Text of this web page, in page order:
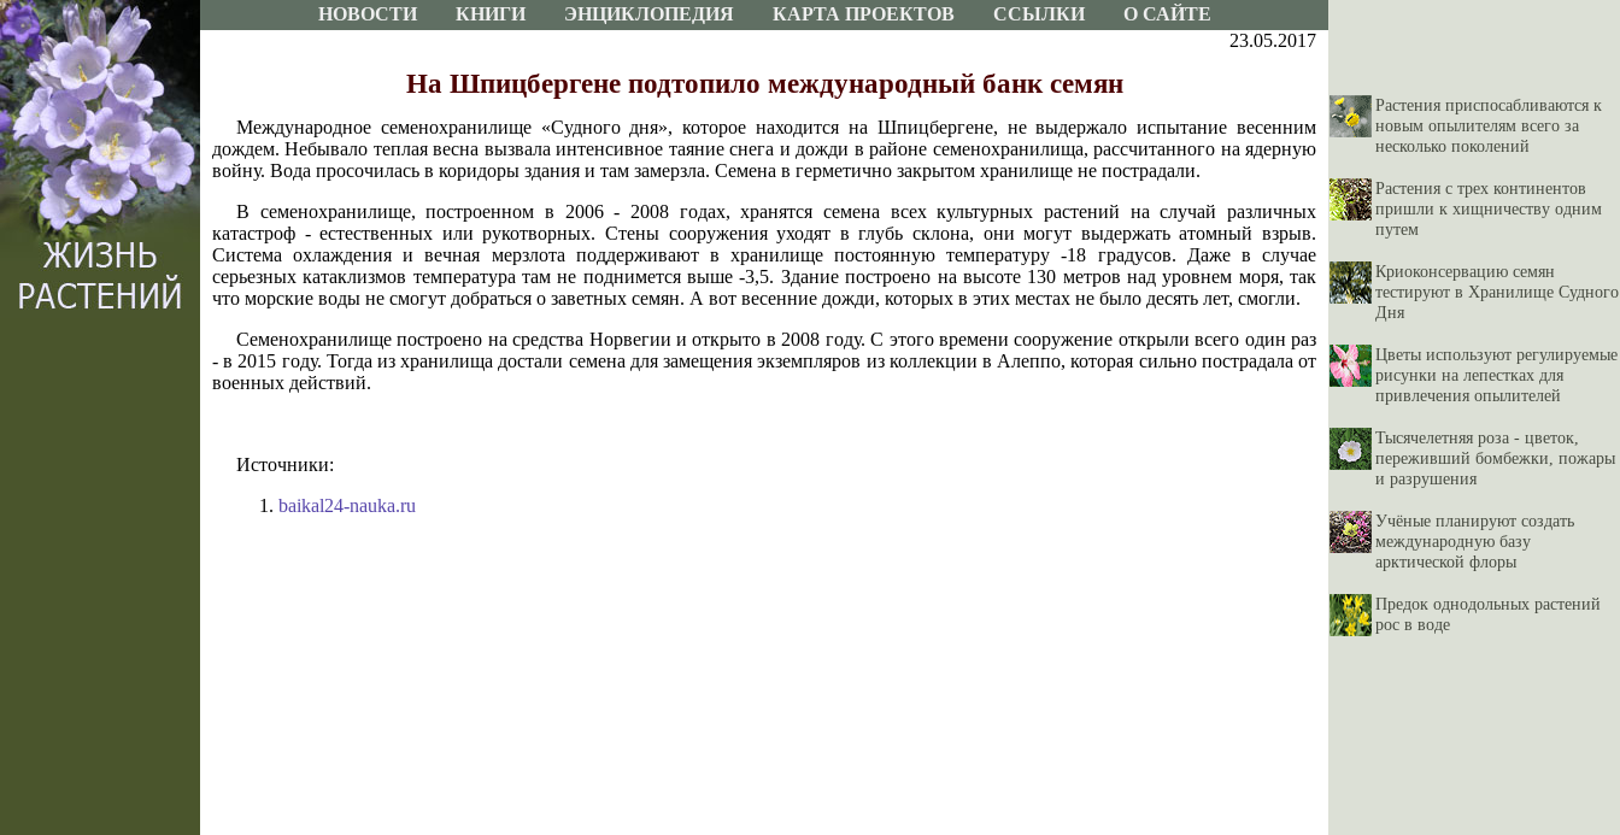
НОВОСТИ КНИГИ ЭНЦИКЛОПЕДИЯ КАРТА ПРОЕКТОВ ССЫЛКИ
О САЙТЕ
23.05.2017
На Шпицбергене подтопило международный банк семян
Международное семенохранилище «Судного дня», которое находится на Шпицбергене, не выдержало испытание весенним
дождем. Небывало теплая весна вызвала интенсивное таяние снега и дожди в районе семенохранилища, рассчитанного на ядерную
войну. Вода просочилась в коридоры здания и там замерзла. Семена в герметично закрытом хранилище не пострадали.
В семенохранилище, построенном в 2006 - 2008 годах, хранятся семена всех культурных растений на случай различных
катастроф - естественных или рукотворных. Стены сооружения уходят в глубь склона, они могут выдержать атомный взрыв.
Система охлаждения и вечная мерзлота поддерживают в хранилище постоянную температуру -18 градусов. Даже в случае
серьезных катаклизмов температура там не поднимется выше -3,5. Здание построено на высоте 130 метров над уровнем моря, так
что морские воды не смогут добраться о заветных семян. А вот весенние дожди, которых в этих местах не было десять лет, смогли.
Семенохранилище построено на средства Норвегии и открыто в 2008 году. С этого времени сооружение открыли всего один раз
- в 2015 году. Тогда из хранилища достали семена для замещения экземпляров из коллекции в Алеппо, которая сильно пострадала от
военных действий.
Источники:
baikal24-nauka.ru
Растения приспосабливаются к
новым опылителям всего за
несколько поколений
Растения с трех континентов
пришли к хищничеству одним
путем
Криоконсервацию семян
тестируют в Хранилище Судного
Дня
Цветы используют регулируемые
рисунки на лепестках для
привлечения опылителей
Тысячелетняя роза - цветок,
переживший бомбежки, пожары
и разрушения
Учёные планируют создать
международную базу
арктической флоры
Предок однодольных растений
рос в воде